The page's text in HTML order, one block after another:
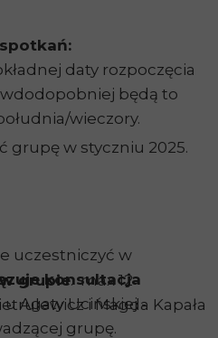
uczestniczyć w
konsultacja
u Agaty Ucińskiej -
grupę.
grupie: max 12
i Magda Kapała
daty rozpoczęcia
będą to
wieczory.
grupę w styczniu 2025.